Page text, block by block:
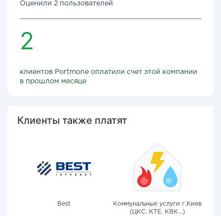
Оценили 2 пользователей
2
клиентов Portmone оплатили счет этой компании
в прошлом месяце
Клиенты также платят
Best
Коммунальные услуги г.Киев
(ЦКС, КТЕ, КВК...)